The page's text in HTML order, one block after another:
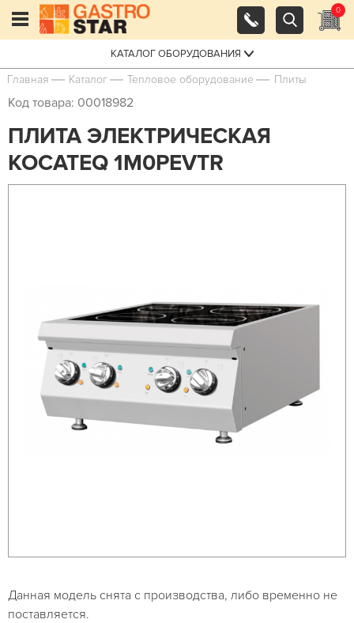
0
КАТАЛОГ ОБОРУДОВАНИЯ
Главная Каталог Тепловое оборудование Плиты
Код товара: 00018982
ПЛИТА ЭЛЕКТРИЧЕСКАЯ
KOCATEQ 1M0PEVTR
Данная модель снята с производства, либо временно не
поставляется.